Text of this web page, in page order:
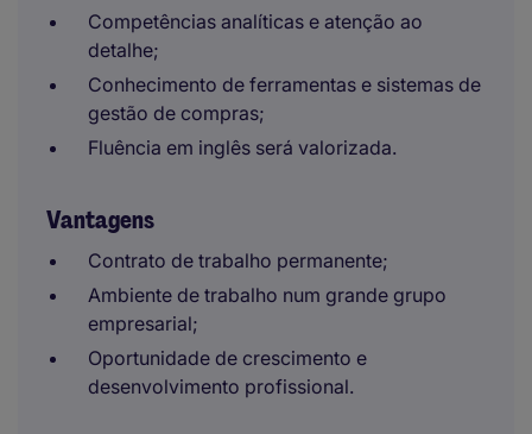
Competências analíticas e atenção ao
detalhe;
Conhecimento de ferramentas e sistemas de
gestão de compras;
Fluência em inglês será valorizada.
Vantagens
Contrato de trabalho permanente;
Ambiente de trabalho num grande grupo
empresarial;
Oportunidade de crescimento e
desenvolvimento profissional.